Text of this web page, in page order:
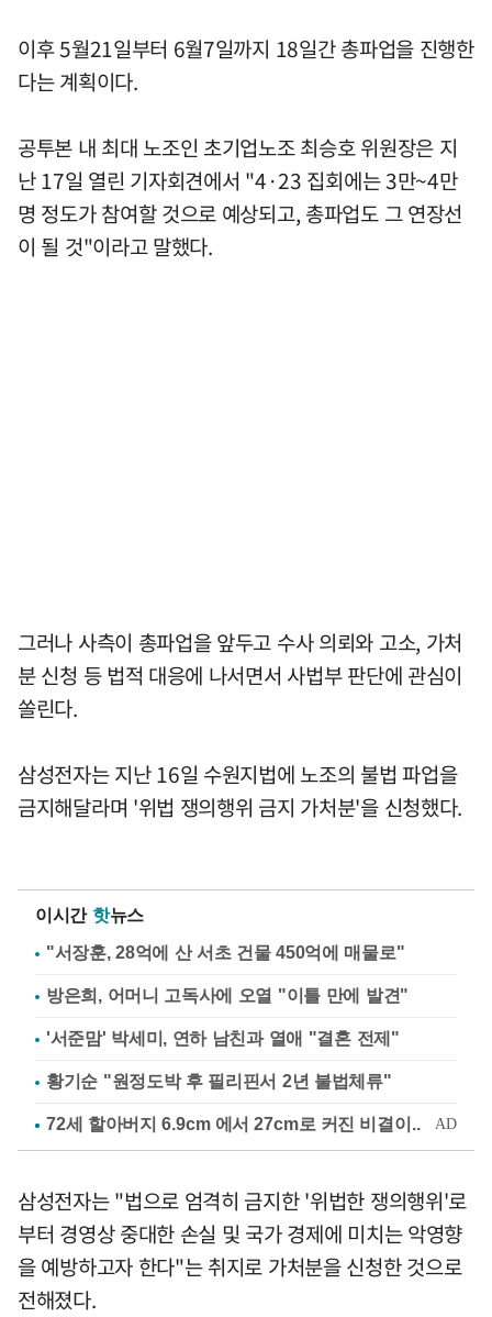
이후 5월21일부터 6월7일까지 18일간 총파업을 진행한
다는 계획이다.
공투본 내 최대 노조인 초기업노조 최승호 위원장은 지
난 17일 열린 기자회견에서 "4·23 집회에는 3만~4만
명 정도가 참여할 것으로 예상되고, 총파업도 그 연장선
이 될 것"이라고 말했다.
그러나 사측이 총파업을 앞두고 수사 의뢰와 고소, 가처
분 신청 등 법적 대응에 나서면서 사법부 판단에 관심이
쏠린다.
삼성전자는 지난 16일 수원지법에 노조의 불법 파업을
금지해달라며 '위법 쟁의행위 금지 가처분'을 신청했다.
이시간 핫뉴스
"서장훈, 28억에 산 서초 건물 450억에 매물로"
방은희, 어머니 고독사에 오열 "이틀 만에 발견"
'서준맘' 박세미, 연하 남친과 열애 "결혼 전제"
황기순 "원정도박 후 필리핀서 2년 불법체류"
삼성전자는 "법으로 엄격히 금지한 '위법한 쟁의행위'로
부터 경영상 중대한 손실 및 국가 경제에 미치는 악영향
을 예방하고자 한다"는 취지로 가처분을 신청한 것으로
전해졌다.